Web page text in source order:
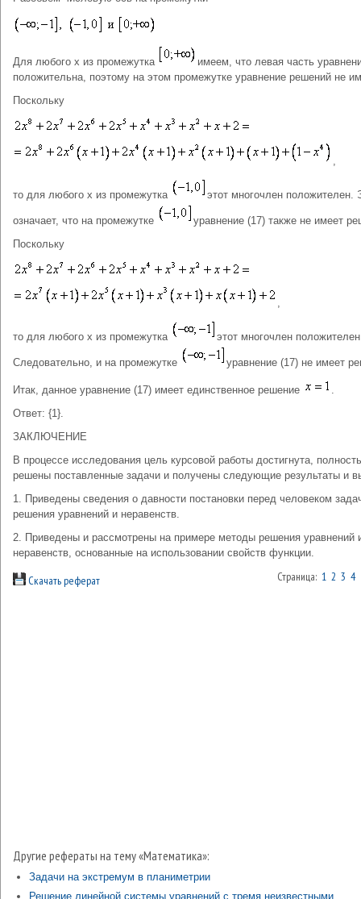
Для любого x из промежутка
имеем, что левая часть
положительна, поэтому на этом промежутке уравнение решений не
Поскольку
,
то для любого х из промежутка этот многочлен положителен.
означает, что на промежутке
уравнение (17) также не имеет
Поскольку
,
то для любого x из промежутка этот многочлен
Следовательно, и на промежутке уравнение (17) не имеет
Итак, данное уравнение (17) имеет единственное решение
.
Ответ: {1}.
ЗАКЛЮЧЕНИЕ
В процессе исследования цель курсовой работы достигнута,
решены поставленные задачи и получены следующие результаты и
1. Приведены сведения о давности постановки перед человеком
решения уравнений и неравенств.
2. Приведены и рассмотрены на примере методы решения уравнений
неравенств, основанные на использовании свойств функции.
Скачать реферат Страница: 1 2 3 4
Другие рефераты на тему «Математика»:
Задачи на экстремум в планиметрии
Решение линейной системы уравнений с тремя неизвестными